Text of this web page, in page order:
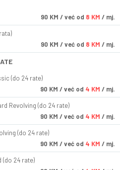
90 KM / već od 8 KM / mj.
90 KM / već od 8 KM / mj.
(do 24 rate)
90 KM / već od 4 KM / mj.
Revolving (do 24 rate)
90 KM / već od 4 KM / mj.
(do 24 rate)
90 KM / već od 4 KM / mj.
(do 24 rate)